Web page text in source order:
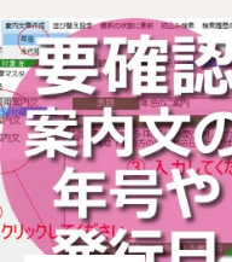
名簿関連
注目記事
過去帳関連
年忌関連